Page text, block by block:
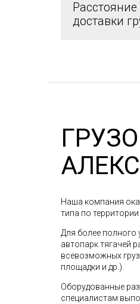
доставки
Наша компания
типа по
Для более полного
автопарк тягачей
всевозможных
площадки и др.).
Оборудованные
специалистам